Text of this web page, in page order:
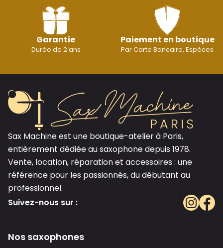
Garantie
Durée de 2 ans
Paiement en boutique
Par Carte Bancaire, Espèces
Sax Machine est une boutique-atelier à Paris,
entièrement dédiée au saxophone depuis 1978.
Vente, location, réparation et accessoires : une
référence pour les passionnés, du débutant au
professionnel.
Suivez-nous sur :
Nos saxophones